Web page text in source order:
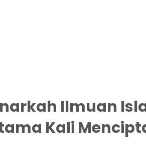
Ilmuan
Kali